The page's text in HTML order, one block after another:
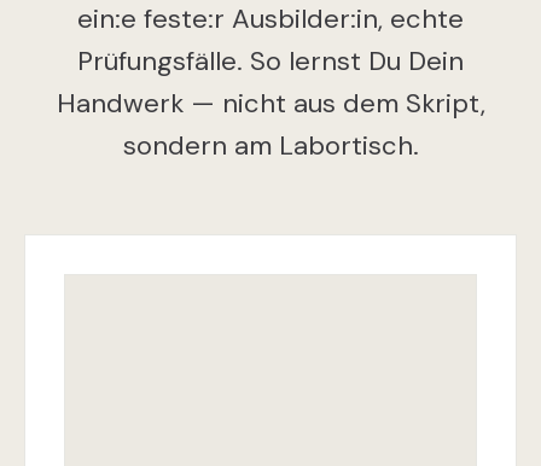
ein:e feste:r Ausbilder:in, echte
Prüfungsfälle. So lernst Du Dein
Handwerk — nicht aus dem Skript,
sondern am Labortisch.